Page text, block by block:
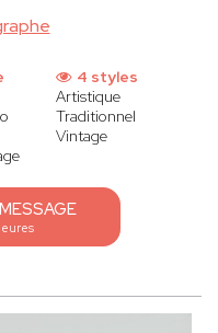
4 styles
Artistique
Traditionnel
Vintage